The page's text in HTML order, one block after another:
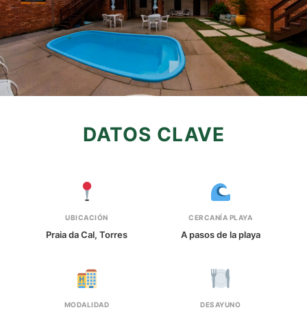
DATOS CLAVE
UBICACIÓN
Praia da Cal, Torres
CERCANÍA PLAYA
A pasos de la playa
MODALIDAD DESAYUNO